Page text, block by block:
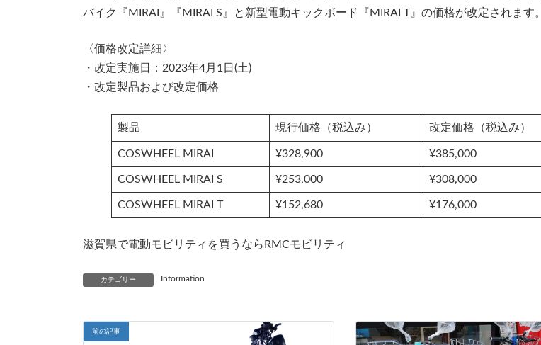
時
バイク『MIRAI』『MIRAI S』と新型電動キックボード『MIRAI T』の価格が改定されます。
〈価格改定詳細〉
・改定実施日：2023年4月1日(土)
・改定製品および改定価格
製品 現行価格（税込み） 改定価格（税込み）
COSWHEEL MIRAI ¥328,900 ¥385,000
COSWHEEL MIRAI S ¥253,000 ¥308,000
COSWHEEL MIRAI T ¥152,680 ¥176,000
滋賀県で電動モビリティを買うならRMCモビリティ
カテゴリー Information
前の記事